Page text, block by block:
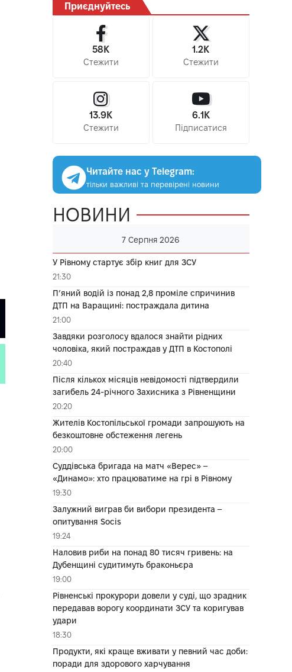
Приєднуйтесь
58K
Стежити
1.2K
Стежити
13.9K
Стежити
6.1K
Підписатися
Читайте нас у Telegram:
тільки важливі та перевірені новини
НОВИНИ
7 Серпня 2026
У Рівному стартує збір книг для ЗСУ
21:30
П’яний водій із понад 2,8 проміле спричинив
ДТП на Варащині: постраждала дитина
21:00
Завдяки розголосу вдалося знайти рідних
чоловіка, який постраждав у ДТП в Костополі
20:40
Після кількох місяців невідомості підтвердили
загибель 24-річного Захисника з Рівненщини
20:20
Жителів Костопільської громади запрошують на
безкоштовне обстеження легень
20:00
Суддівська бригада на матч «Верес» –
«Динамо»: хто працюватиме на грі в Рівному
19:30
Залужний виграв би вибори президента –
опитування Socis
19:24
Наловив риби на понад 80 тисяч гривень: на
Дубенщині судитимуть браконьєра
19:00
Рівненські прокурори довели у суді, що зрадник
передавав ворогу координати ЗСУ та коригував
удари
18:30
Продукти, які краще вживати у певний час доби:
поради для здорового харчування